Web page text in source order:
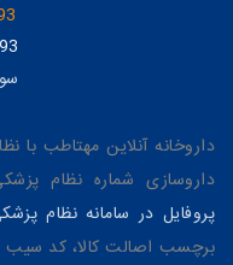
داروخانه آنلاین مهتاطب با
داروسازی شماره نظام پزشکی: د-3247،
پروفایل در سامانه نظام
برچسب اصالت کالا، کد سیب